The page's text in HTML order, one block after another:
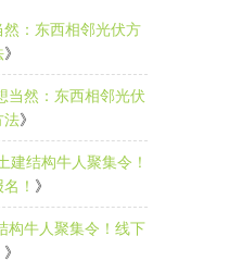
然：东西相邻光伏方
》
当然：东西相邻光伏
法》
建结构牛人聚集令！
！ 》
构牛人聚集令！线下
》